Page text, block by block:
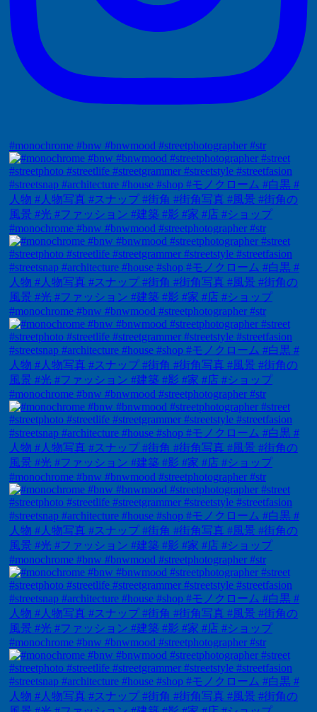
#monochrome #bnw #bnwmood #streetphotographer #str
#monochrome #bnw #bnwmood #streetphotographer #str
#monochrome #bnw #bnwmood #streetphotographer #str
#monochrome #bnw #bnwmood #streetphotographer #str
#monochrome #bnw #bnwmood #streetphotographer #str
#monochrome #bnw #bnwmood #streetphotographer #str
#monochrome #bnw #bnwmood #streetphotographer #str